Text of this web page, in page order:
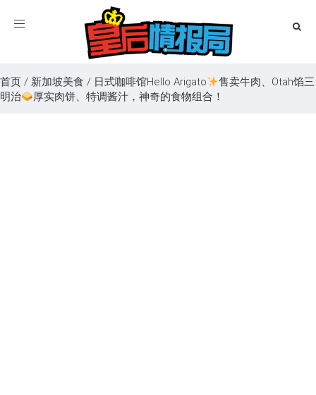
Toggle
首页 / 新加坡美食 / 日式咖啡馆Hello Arigato
售卖牛肉、Otah馅三
明治
厚实肉饼、特调酱汁，神奇的食物组合！